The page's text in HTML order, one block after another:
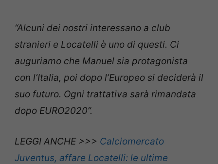
“Alcuni dei nostri interessano a club
stranieri e Locatelli è uno di questi. Ci
auguriamo che Manuel sia protagonista
con l’Italia, poi dopo l’Europeo si deciderà il
suo futuro. Ogni trattativa sarà rimandata
dopo EURO2020”.
LEGGI ANCHE >>> Calciomercato
Juventus, affare Locatelli: le ultime